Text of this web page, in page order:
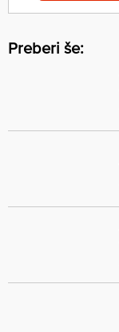
Preberi še: